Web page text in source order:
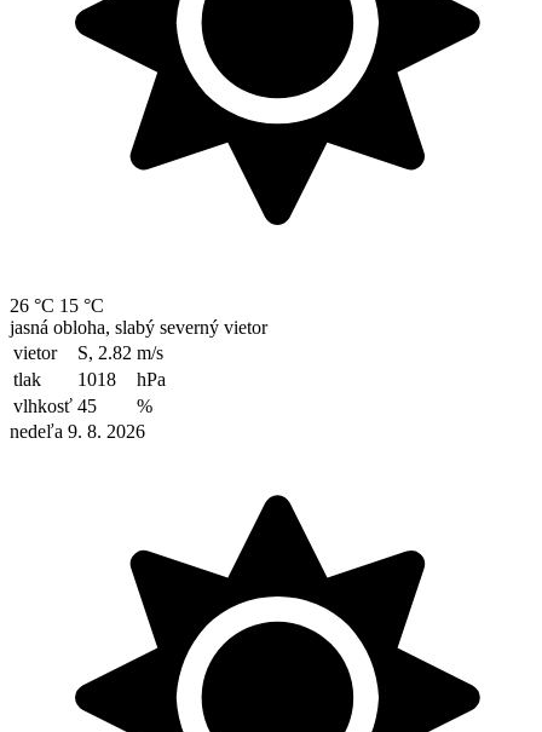
26 °C 15 °C
jasná obloha, slabý severný vietor
vietor
S, 2.82 m/s
tlak
1018
hPa
vlhkosť 45
%
nedeľa 9. 8. 2026